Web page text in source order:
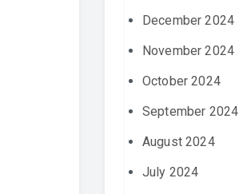
December 2024
November 2024
October 2024
September 2024
August 2024
July 2024